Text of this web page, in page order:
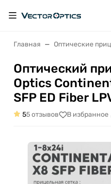
Главная Оптические
Оптический
Optics
SFP ED Fiber
55 отзывов В избранное